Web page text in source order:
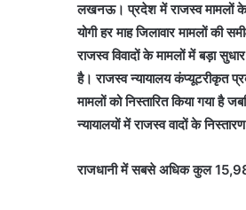
लखनऊ। प्रदेश में राजस्व मामलों के
योगी हर माह जिलावार मामलों की
राजस्व विवादों के मामलों में बड़ा
है। राजस्व न्यायालय कंप्यूटरीकृत
मामलों को निस्तारित किया गया है
न्यायालयों में राजस्व वादों के
राजधानी में सबसे अधिक कुल